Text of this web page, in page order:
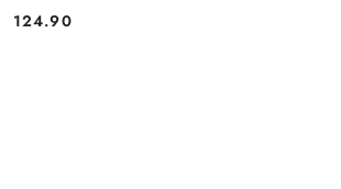
Cena:
124.90